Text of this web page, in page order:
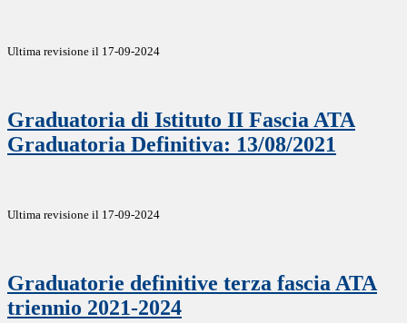
Ultima revisione il 17-09-2024
Graduatoria di Istituto II Fascia ATA
Graduatoria Definitiva: 13/08/2021
Ultima revisione il 17-09-2024
Graduatorie definitive terza fascia ATA
triennio 2021-2024